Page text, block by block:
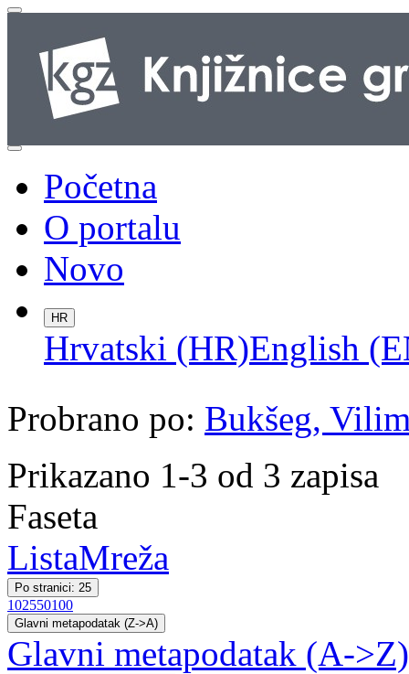
Početna
O portalu
Novo
HR
Hrvatski (HR)English
Probrano po: Bukšeg,
Prikazano 1-3 od 3 zapisa
Faseta
ListaMreža
Po stranici: 25
102550100
Glavni metapodatak (Z->A)
Glavni metapodatak (A->Z)